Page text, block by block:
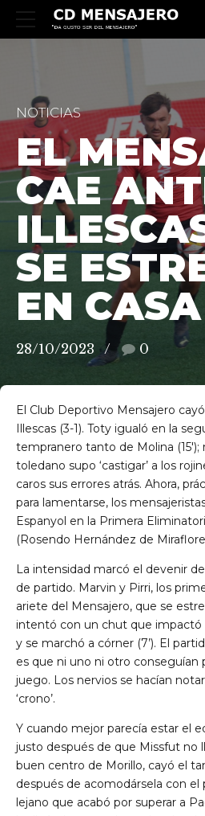
NOTICIAS
EL
CAE
SE
EN CASA
28/10/2023 0
El Club Deportivo Mensajero
Illescas (3-1). Toty igualó en la
tempranero tanto de Molina
toledano supo ‘castigar’ a los
caros sus errores atrás. Ahora,
para lamentarse, los
Espanyol en la Primera
(Rosendo Hernández de
La intensidad marcó el devenir
de partido. Marvin y Pirri, los
ariete del Mensajero, que se
intentó con un chut que impactó
y se marchó a córner (7’). El
es que ni uno ni otro conseguían
juego. Los nervios se hacían
‘crono’.
Y cuando mejor parecía estar el
justo después de que Missfut no
buen centro de Morillo, cayó el
después de acomodársela con el
lejano que acabó por superar a